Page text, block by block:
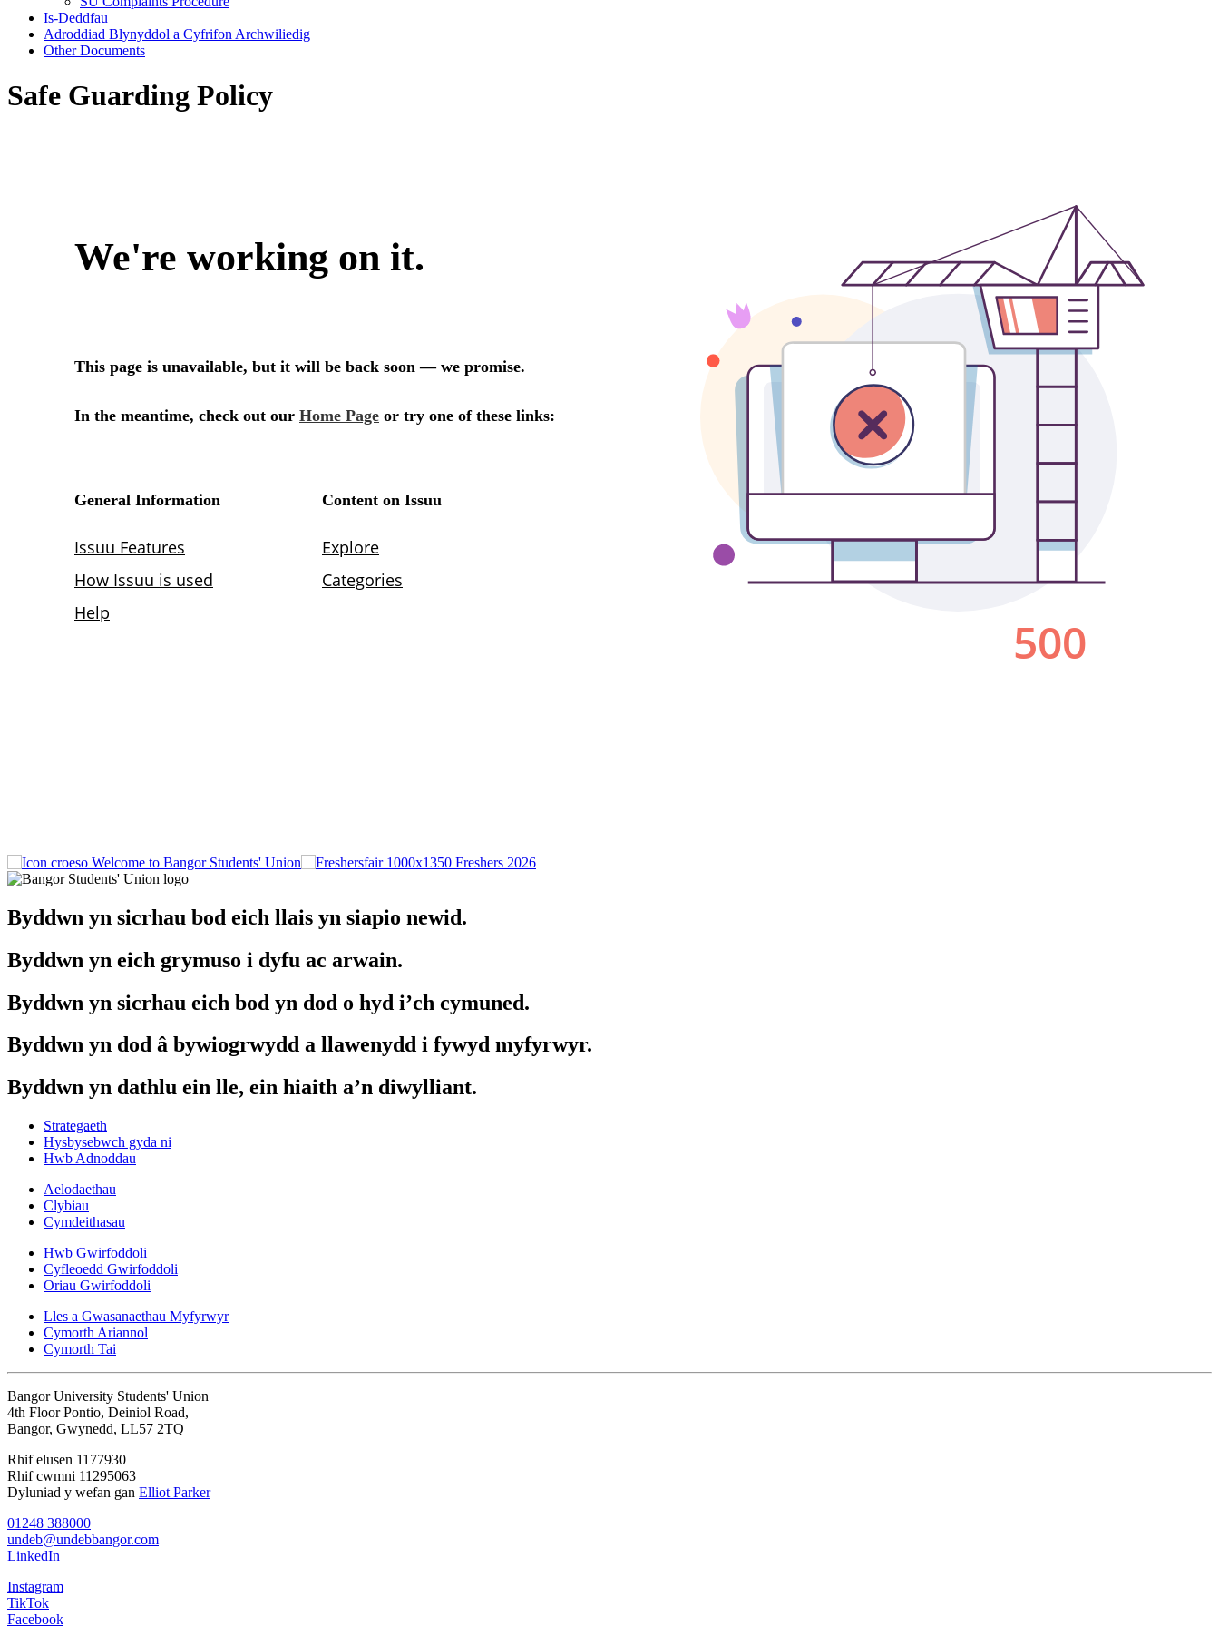
Is-Deddfau
Adroddiad Blynyddol a Cyfrifon Archwiliedig
Other Documents
Safe Guarding Policy
Welcome to Bangor Students' Union Freshers 2026
Byddwn yn sicrhau bod eich llais yn siapio newid.
Byddwn yn eich grymuso i dyfu ac arwain.
Byddwn yn sicrhau eich bod yn dod o hyd i’ch cymuned.
Byddwn yn dod â bywiogrwydd a llawenydd i fywyd myfyrwyr.
Byddwn yn dathlu ein lle, ein hiaith a’n diwylliant.
Strategaeth
Hysbysebwch gyda ni
Hwb Adnoddau
Aelodaethau
Clybiau
Cymdeithasau
Hwb Gwirfoddoli
Cyfleoedd Gwirfoddoli
Oriau Gwirfoddoli
Lles a Gwasanaethau Myfyrwyr
Cymorth Ariannol
Cymorth Tai
Bangor University Students' Union
4th Floor Pontio, Deiniol Road,
Bangor, Gwynedd, LL57 2TQ
Rhif elusen 1177930
Rhif cwmni 11295063
Dyluniad y wefan gan Elliot Parker
01248 388000
undeb@undebbangor.com
LinkedIn
Instagram
TikTok
Facebook